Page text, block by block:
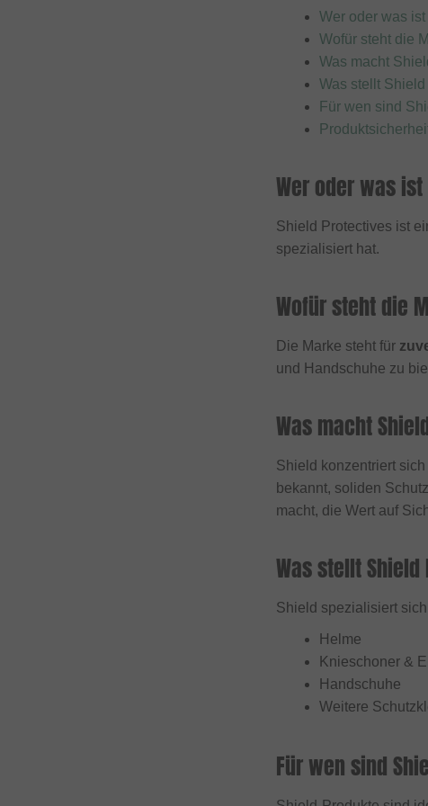
Wer oder was
Wofür steht die
Was macht
Was stellt
Für wen sind
Wer oder was
Shield Protectives ist
spezialisiert hat.
Wofür steht die
Die Marke steht für
und Handschuhe zu
Was macht
Shield konzentriert sich
bekannt, soliden
macht, die Wert auf
Was stellt
Shield spezialisiert
Helme
Knieschoner &
Handschuhe
Weitere
Für wen sind